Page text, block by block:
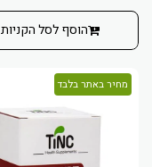
הוסף לסל הקניות
מחיר באתר בלבד